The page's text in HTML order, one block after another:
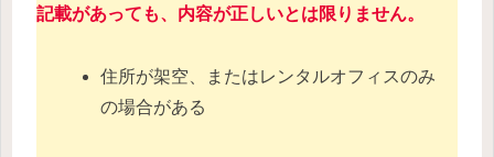
記載があっても、内容が正しいとは限りません。
住所が架空、またはレンタルオフィスのみ
の場合がある